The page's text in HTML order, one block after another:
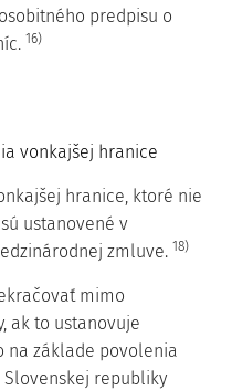
predpisu o
16)
vonkajšej hranice
hranice, ktoré nie
ustanovené v
zmluve. 18)
mimo
ak to ustanovuje
na základe povolenia
republiky